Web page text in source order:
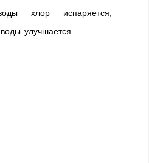
хлор испаряется,
улучшается.